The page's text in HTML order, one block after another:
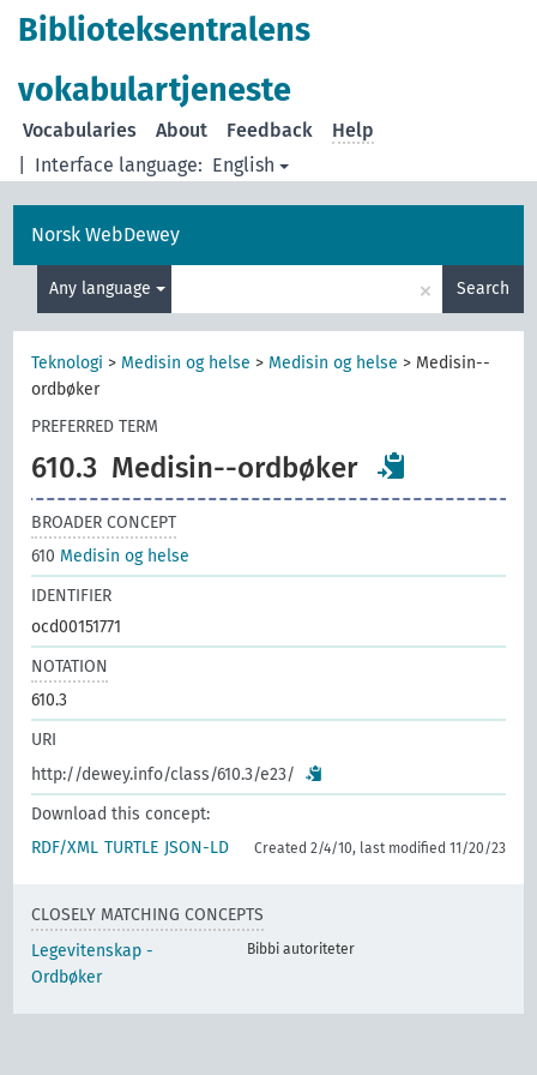
Biblioteksentralens
vokabulartjeneste
Interface language: English
Vocabularies About Feedback Help
Norsk WebDewey
Any language × Search
Teknologi > Medisin og helse > Medisin og helse > Medisin--
ordbøker
PREFERRED TERM
610.3 Medisin--ordbøker
BROADER CONCEPT
610 Medisin og helse
IDENTIFIER
ocd00151771
NOTATION
610.3
URI
http://dewey.info/class/610.3/e23/
Download this concept:
RDF/XML TURTLE JSON-LD Created 2/4/10, last modified 11/20/23
CLOSELY MATCHING CONCEPTS
Legevitenskap -
Ordbøker
Bibbi autoriteter